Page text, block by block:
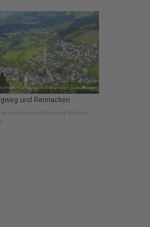
und Rennacken
aussichtsreiche Wanderung Richtung